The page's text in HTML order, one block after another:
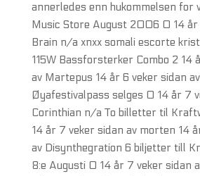
annerledes enn hukommelsen for
Music Store August 2006 0 14 år
Brain n/a xnxx somali escorte
115W Bassforsterker Combo 2 14
av Martepus 14 år 6 veker sidan
Øyafestivalpass selges 0 14 år 7
Corinthian n/a To billetter til
14 år 7 veker sidan av morten 14
av Disynthegration 6 biljetter till
8:e Augusti 0 14 år 7 veker sidan